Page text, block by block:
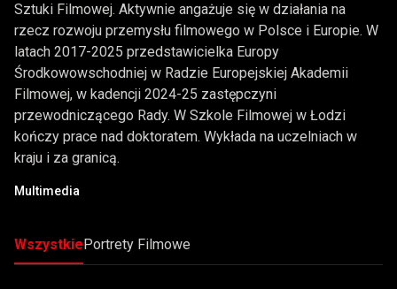
Sztuki Filmowej. Aktywnie angażuje się w działania na
rzecz rozwoju przemysłu filmowego w Polsce i Europie. W
latach 2017-2025 przedstawicielka Europy
Środkowowschodniej w Radzie Europejskiej Akademii
Filmowej, w kadencji 2024-25 zastępczyni
przewodniczącego Rady. W Szkole Filmowej w Łodzi
kończy prace nad doktoratem. Wykłada na uczelniach w
kraju i za granicą.
Multimedia
WszystkiePortrety Filmowe